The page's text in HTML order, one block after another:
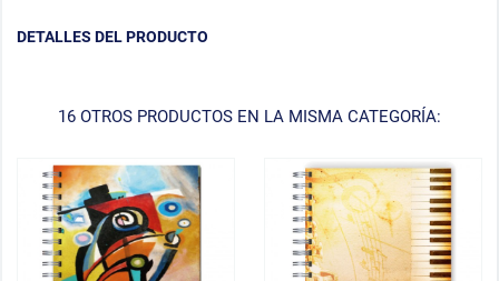
DETALLES DEL PRODUCTO
16 OTROS PRODUCTOS EN LA MISMA CATEGORÍA: